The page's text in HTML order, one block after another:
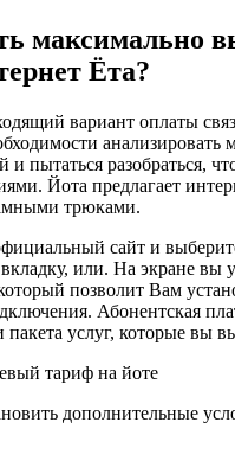
максимально
Ёта?
вариант оплаты
анализировать
пытаться разобраться,
Йота предлагает
трюками.
сайт и
или. На экране вы
позволит Вам
Абонентская
пакета услуг, которые вы
дополнительные